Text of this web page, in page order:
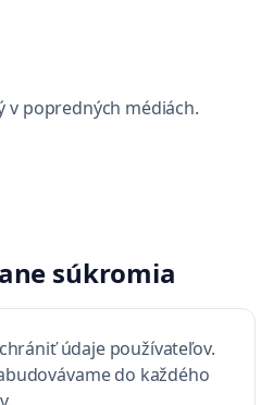
v popredných médiách.
súkromia
údaje používateľov.
do každého